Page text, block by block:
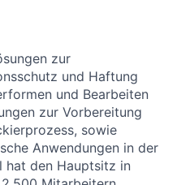
zur
und Haftung
und Bearbeiten
zur Vorbereitung
sowie
Anwendungen in der
hat den Hauptsitz in